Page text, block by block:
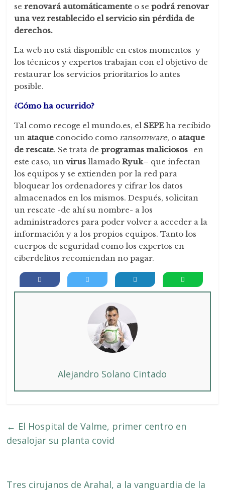
serenovará automáticamente o se podrá renovar
una vez restablecido el servicio sin pérdida de
derechos.
La web no está disponible en estos momentos y
los técnicos y expertos trabajan con el objetivo de
restaurar los servicios prioritarios lo antes
posible.
¿Cómo ha ocurrido?
Tal como recoge el mundo.es, elSEPEha recibido
un ataque conocido comoransomware, o ataque
de rescate. Se trata deprogramas maliciosos -en
este caso, unvirusllamadoRyuk– que infectan
los equipos y se extienden por la red para
bloquear los ordenadores y cifrar los datos
almacenados en los mismos. Después, solicitan
un rescate -de ahí su nombre- a los
administradores para poder volver a acceder a la
información y a los propios equipos. Tanto los
cuerpos de seguridad como los expertos en
ciberdelitos recomiendan no pagar.
Alejandro Solano Cintado
← El Hospital de Valme, primer centro en
desalojar su planta covid
Tres cirujanos de Arahal, a la vanguardia de la